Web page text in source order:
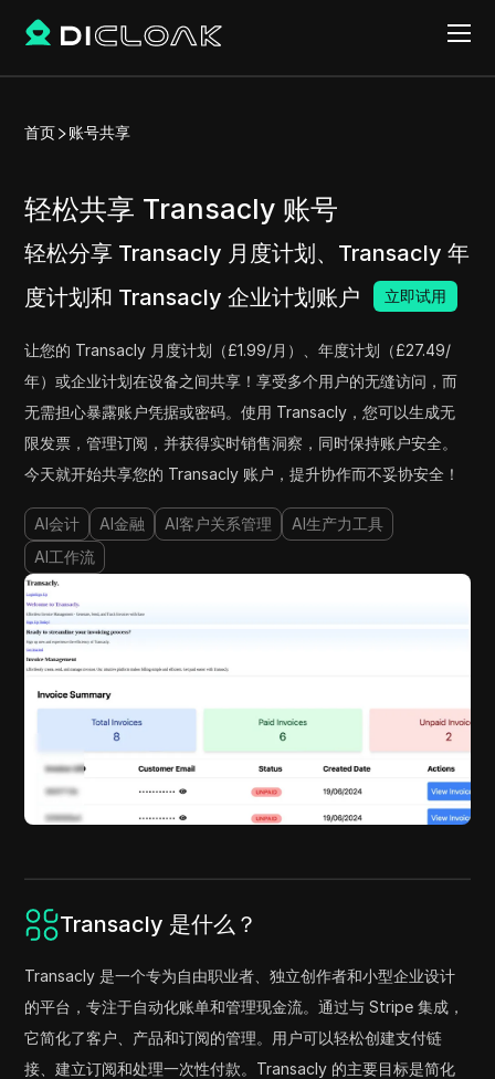
首页 账号共享
轻松共享 Transacly 账号
轻松分享 Transacly 月度计划、Transacly 年
度计划和 Transacly 企业计划账户
立即试用
让您的 Transacly 月度计划（£1.99/月）、年度计划（£27.49/
年）或企业计划在设备之间共享！享受多个用户的无缝访问，而
无需担心暴露账户凭据或密码。使用 Transacly，您可以生成无
限发票，管理订阅，并获得实时销售洞察，同时保持账户安全。
今天就开始共享您的 Transacly 账户，提升协作而不妥协安全！
AI会计 AI金融 AI客户关系管理
AI生产力工具
AI工作流
Transacly 是什么？
Transacly 是一个专为自由职业者、独立创作者和小型企业设计
的平台，专注于自动化账单和管理现金流。通过与 Stripe 集成，
它简化了客户、产品和订阅的管理。用户可以轻松创建支付链
接、建立订阅和处理一次性付款。Transacly 的主要目标是简化